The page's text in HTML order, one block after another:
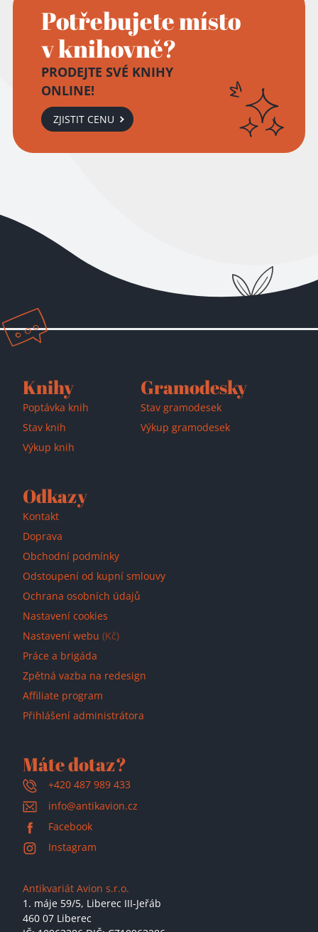
Potřebujete místo
v knihovně?
PRODEJTE SVÉ KNIHY
ONLINE!
ZJISTIT CENU
Přidáno do košíku!
Knihy
Poptávka knih
Stav knih
Výkup knih
Gramodesky
Stav gramodesek
Výkup gramodesek
Odkazy
Kontakt
Doprava
Obchodní podmínky
Odstoupení od kupní smlouvy
Ochrana osobních údajů
Nastavení cookies
Nastavení webu (Kč)
Práce a brigáda
Zpětná vazba na redesign
Affiliate program
Přihlášení administrátora
Máte dotaz?
+420 487 989 433
info@antikavion.cz
Facebook
Instagram
Antikvariát Avion s.r.o.
1. máje 59/5, Liberec III-Jeřáb
460 07 Liberec